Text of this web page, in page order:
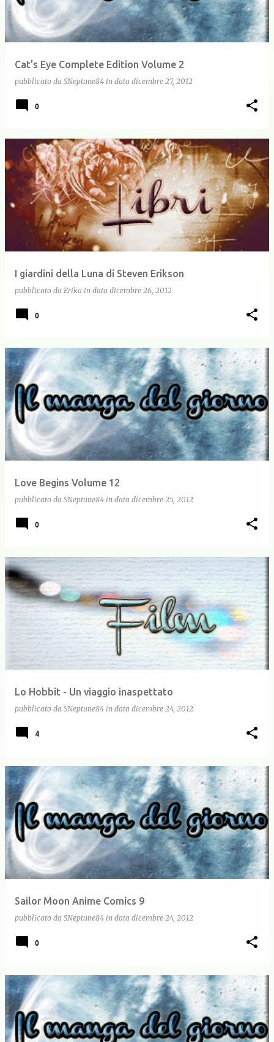
Cat's Eye Complete Edition Volume 2
pubblicato da SNeptune84 in data dicembre 27, 2012
0
I giardini della Luna di Steven Erikson
pubblicato da Erika in data dicembre 26, 2012
0
Love Begins Volume 12
pubblicato da SNeptune84 in data dicembre 25, 2012
0
Lo Hobbit - Un viaggio inaspettato
pubblicato da SNeptune84 in data dicembre 24, 2012
4
Sailor Moon Anime Comics 9
pubblicato da SNeptune84 in data dicembre 24, 2012
0